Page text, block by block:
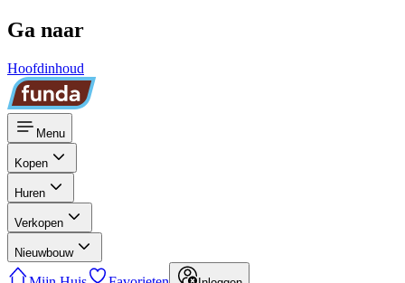
Ga naar
Hoofdinhoud
Menu
Kopen
Huren
Verkopen
Nieuwbouw